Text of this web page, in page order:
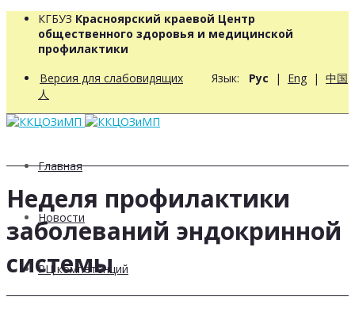
КГБУЗ Красноярский краевой Центр
общественного здоровья и медицинской
профилактики
Версия для слабовидящих Язык: Рус | Eng | 中国
人
Главная
Новости
РЦ компетенций
Неделя профилактики
заболеваний эндокринной
системы